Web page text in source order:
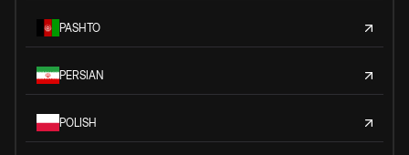
PASHTO
PERSIAN
POLISH